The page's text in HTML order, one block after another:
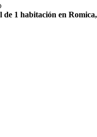
1 habitación en